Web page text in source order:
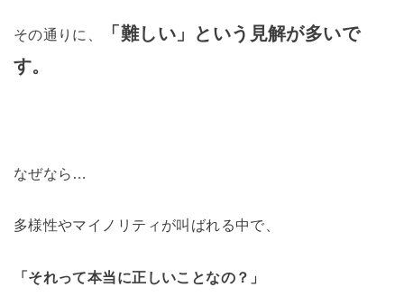
その通りに、 「 難しい」という見解が多いで
す。
なぜなら…
多様性やマイノリティが叫ばれる中で、
「それって本当に正しいことなの？」